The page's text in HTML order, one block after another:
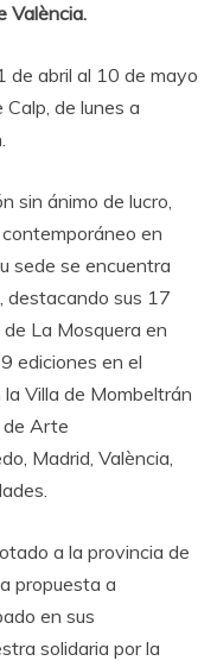
València.
de abril al 10 de mayo
de lunes a
sin ánimo de lucro,
en
sede se encuentra
destacando sus 17
de La Mosquera en
ediciones en el
Villa de Mombeltrán
de Arte
Madrid, València,
a la provincia de
propuesta a
en sus
solidaria por la